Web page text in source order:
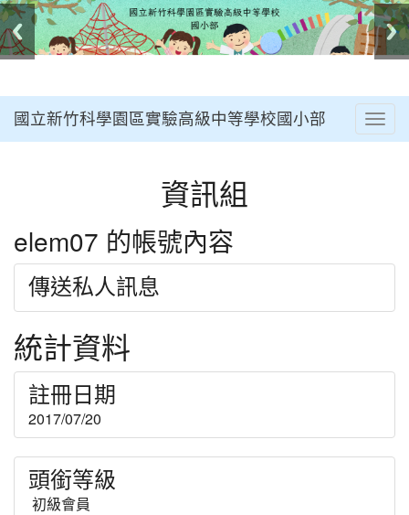
國立新竹科學園區實驗高級中等學校國小部
資訊組
elem07 的帳號內容
傳送私人訊息
統計資料
註冊日期
2017/07/20
頭銜等級
初級會員